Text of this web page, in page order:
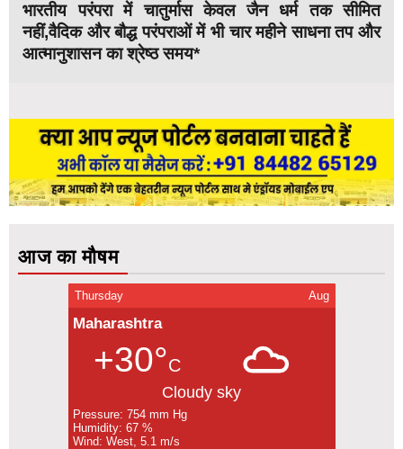
भारतीय परंपरा में चातुर्मास केवल जैन धर्म तक सीमित
नहीं,वैदिक और बौद्ध परंपराओं में भी चार महीने साधना तप और
आत्मानुशासन का श्रेष्ठ समय*
आज का मौषम
Thursday Aug
Maharashtra
+30°C
Cloudy sky
Pressure: 754 mm Hg
Humidity: 67 %
Wind: West, 5.1 m/s